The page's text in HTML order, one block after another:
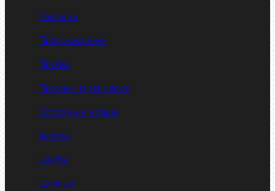
Заклепки
Пресс-масленки
Пробки
Пружины тарельчатые
Стопорные кольца
Такелаж
Шайбы
Шпильки